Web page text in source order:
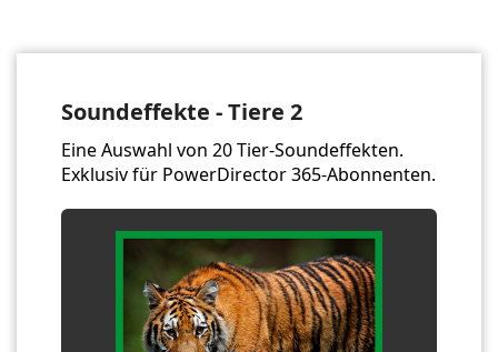
Soundeffekte - Tiere 2
Eine Auswahl von 20 Tier-Soundeffekten.
Exklusiv für PowerDirector 365-Abonnenten.